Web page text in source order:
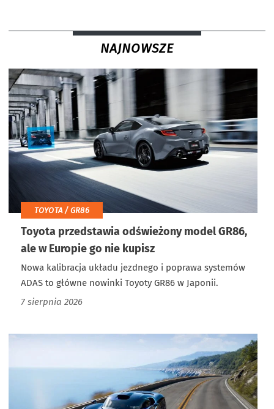
NAJNOWSZE
TOYOTA / GR86
Toyota przedstawia odświeżony model GR86,
ale w Europie go nie kupisz
Nowa kalibracja układu jezdnego i poprawa systemów
ADAS to główne nowinki Toyoty GR86 w Japonii.
7 sierpnia 2026